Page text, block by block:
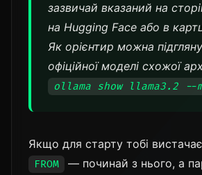
зазвичай вказаний на
на Hugging Face або в
Як орієнтир можна
офіційної моделі схожої
ollama show llama3.2 --
Якщо для старту тобі
FROM
— починай з нього, а